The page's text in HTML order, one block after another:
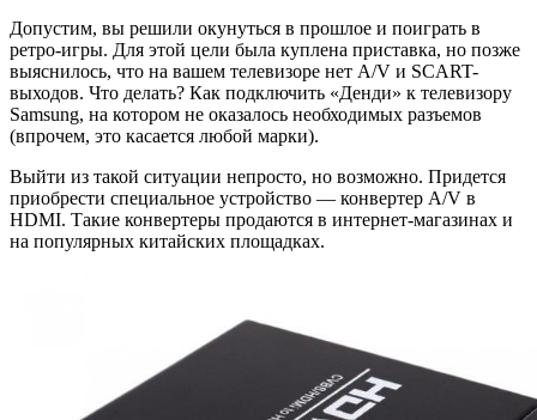
Допустим, вы решили окунуться в прошлое и поиграть в
ретро-игры. Для этой цели была куплена приставка, но позже
выяснилось, что на вашем телевизоре нет A/V и SCART-
выходов. Что делать? Как подключить «Денди» к телевизору
Samsung, на котором не оказалось необходимых разъемов
(впрочем, это касается любой марки).
Выйти из такой ситуации непросто, но возможно. Придется
приобрести специальное устройство — конвертер A/V в
HDMI. Такие конвертеры продаются в интернет-магазинах и
на популярных китайских площадках.